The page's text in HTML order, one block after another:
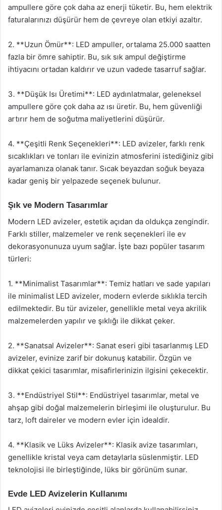
ampullere göre çok daha az enerji tüketir. Bu, hem elektrik
faturalarınızı düşürür hem de çevreye olan etkiyi azaltır.
2. **Uzun Ömür**: LED ampuller, ortalama 25.000 saatten
fazla bir ömre sahiptir. Bu, sık sık ampul değiştirme
ihtiyacını ortadan kaldırır ve uzun vadede tasarruf sağlar.
3. **Düşük Isı Üretimi**: LED aydınlatmalar, geleneksel
ampullere göre çok daha az ısı üretir. Bu, hem güvenliği
artırır hem de soğutma maliyetlerini düşürür.
4. **Çeşitli Renk Seçenekleri**: LED avizeler, farklı renk
sıcaklıkları ve tonları ile evinizin atmosferini istediğiniz gibi
ayarlamanıza olanak tanır. Sıcak beyazdan soğuk beyaza
kadar geniş bir yelpazede seçenek bulunur.
Şık ve Modern Tasarımlar
Modern LED avizeler, estetik açıdan da oldukça zengindir.
Farklı stiller, malzemeler ve renk seçenekleri ile ev
dekorasyonunuza uyum sağlar. İşte bazı popüler tasarım
türleri:
1. **Minimalist Tasarımlar**: Temiz hatları ve sade yapıları
ile minimalist LED avizeler, modern evlerde sıklıkla tercih
edilmektedir. Bu tür avizeler, genellikle metal veya akrilik
malzemelerden yapılır ve şıklığı ile dikkat çeker.
2. **Sanatsal Avizeler**: Sanat eseri gibi tasarlanmış LED
avizeler, evinize zarif bir dokunuş katabilir. Özgün ve
dikkat çekici tasarımlar, misafirlerinizin ilgisini çekecektir.
3. **Endüstriyel Stil**: Endüstriyel tasarımlar, metal ve
ahşap gibi doğal malzemelerin birleşimi ile oluşturulur. Bu
tarz, loft daireler ve modern evler için idealdir.
4. **Klasik ve Lüks Avizeler**: Klasik avize tasarımları,
genellikle kristal veya cam detaylarla süslenmiştir. LED
teknolojisi ile birleştiğinde, lüks bir görünüm sunar.
Evde LED Avizelerin Kullanımı